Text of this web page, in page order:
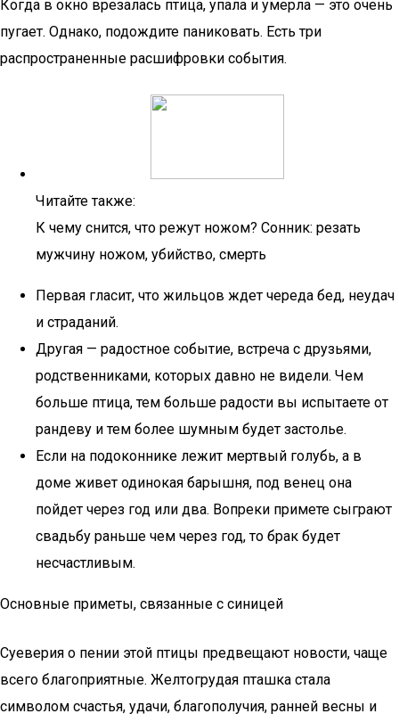
Когда в окно врезалась птица, упала и умерла — это очень
пугает. Однако, подождите паниковать. Есть три
распространенные расшифровки события.
Читайте также:
К чему снится, что режут ножом? Сонник: резать
мужчину ножом, убийство, смерть
Первая гласит, что жильцов ждет череда бед, неудач
и страданий.
Другая — радостное событие, встреча с друзьями,
родственниками, которых давно не видели. Чем
больше птица, тем больше радости вы испытаете от
рандеву и тем более шумным будет застолье.
Если на подоконнике лежит мертвый голубь, а в
доме живет одинокая барышня, под венец она
пойдет через год или два. Вопреки примете сыграют
свадьбу раньше чем через год, то брак будет
несчастливым.
Основные приметы, связанные с синицей
Суеверия о пении этой птицы предвещают новости, чаще
всего благоприятные. Желтогрудая пташка стала
символом счастья, удачи, благополучия, ранней весны и